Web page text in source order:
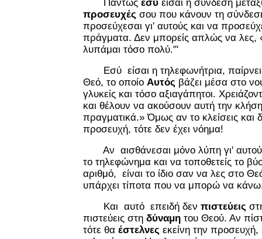
Πάντως εσύ είσαι η σύνδεση
προσευχές σου που κάνουν τη
προσεύχεσαι γι' αυτούς και να
πράγματα. Δεν μπορείς απλώς να λες,
λυπάμαι τόσο πολύ."'
Εσύ είσαι η τηλεφωνήτρια,
Θεό, το οποίο Αυτός βάζει μέσα στο
γλυκείς και τόσο αξιαγάπητοι.
και θέλουν να ακούσουν αυτή την
πραγματικά.» Όμως αν το κλείσεις και
προσευχή, τότε δεν έχει νόημα!
Αν αισθάνεσαι μόνο λύπη γι' αυτούς
το τηλεφώνημα και να τοποθετείς το
αριθμό, είναι το ίδιο σαν να λες στο
υπάρχει τίποτα που να μπορώ να
Και αυτό επειδή δεν πιστεύεις
πιστεύεις στη δύναμη του Θεού. Αν
τότε θα έστελνες εκείνη την